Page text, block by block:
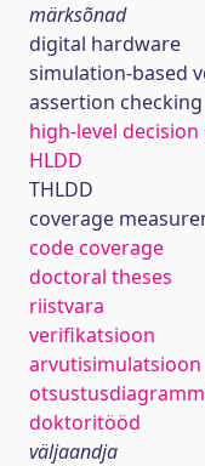
märksõnad
digital hardware
simulation-based
assertion checking
high-level
HLDD
THLDD
coverage
code coverage
doctoral theses
riistvara
verifikatsioon
arvutisimulatsioon
doktoritööd
väljaandja